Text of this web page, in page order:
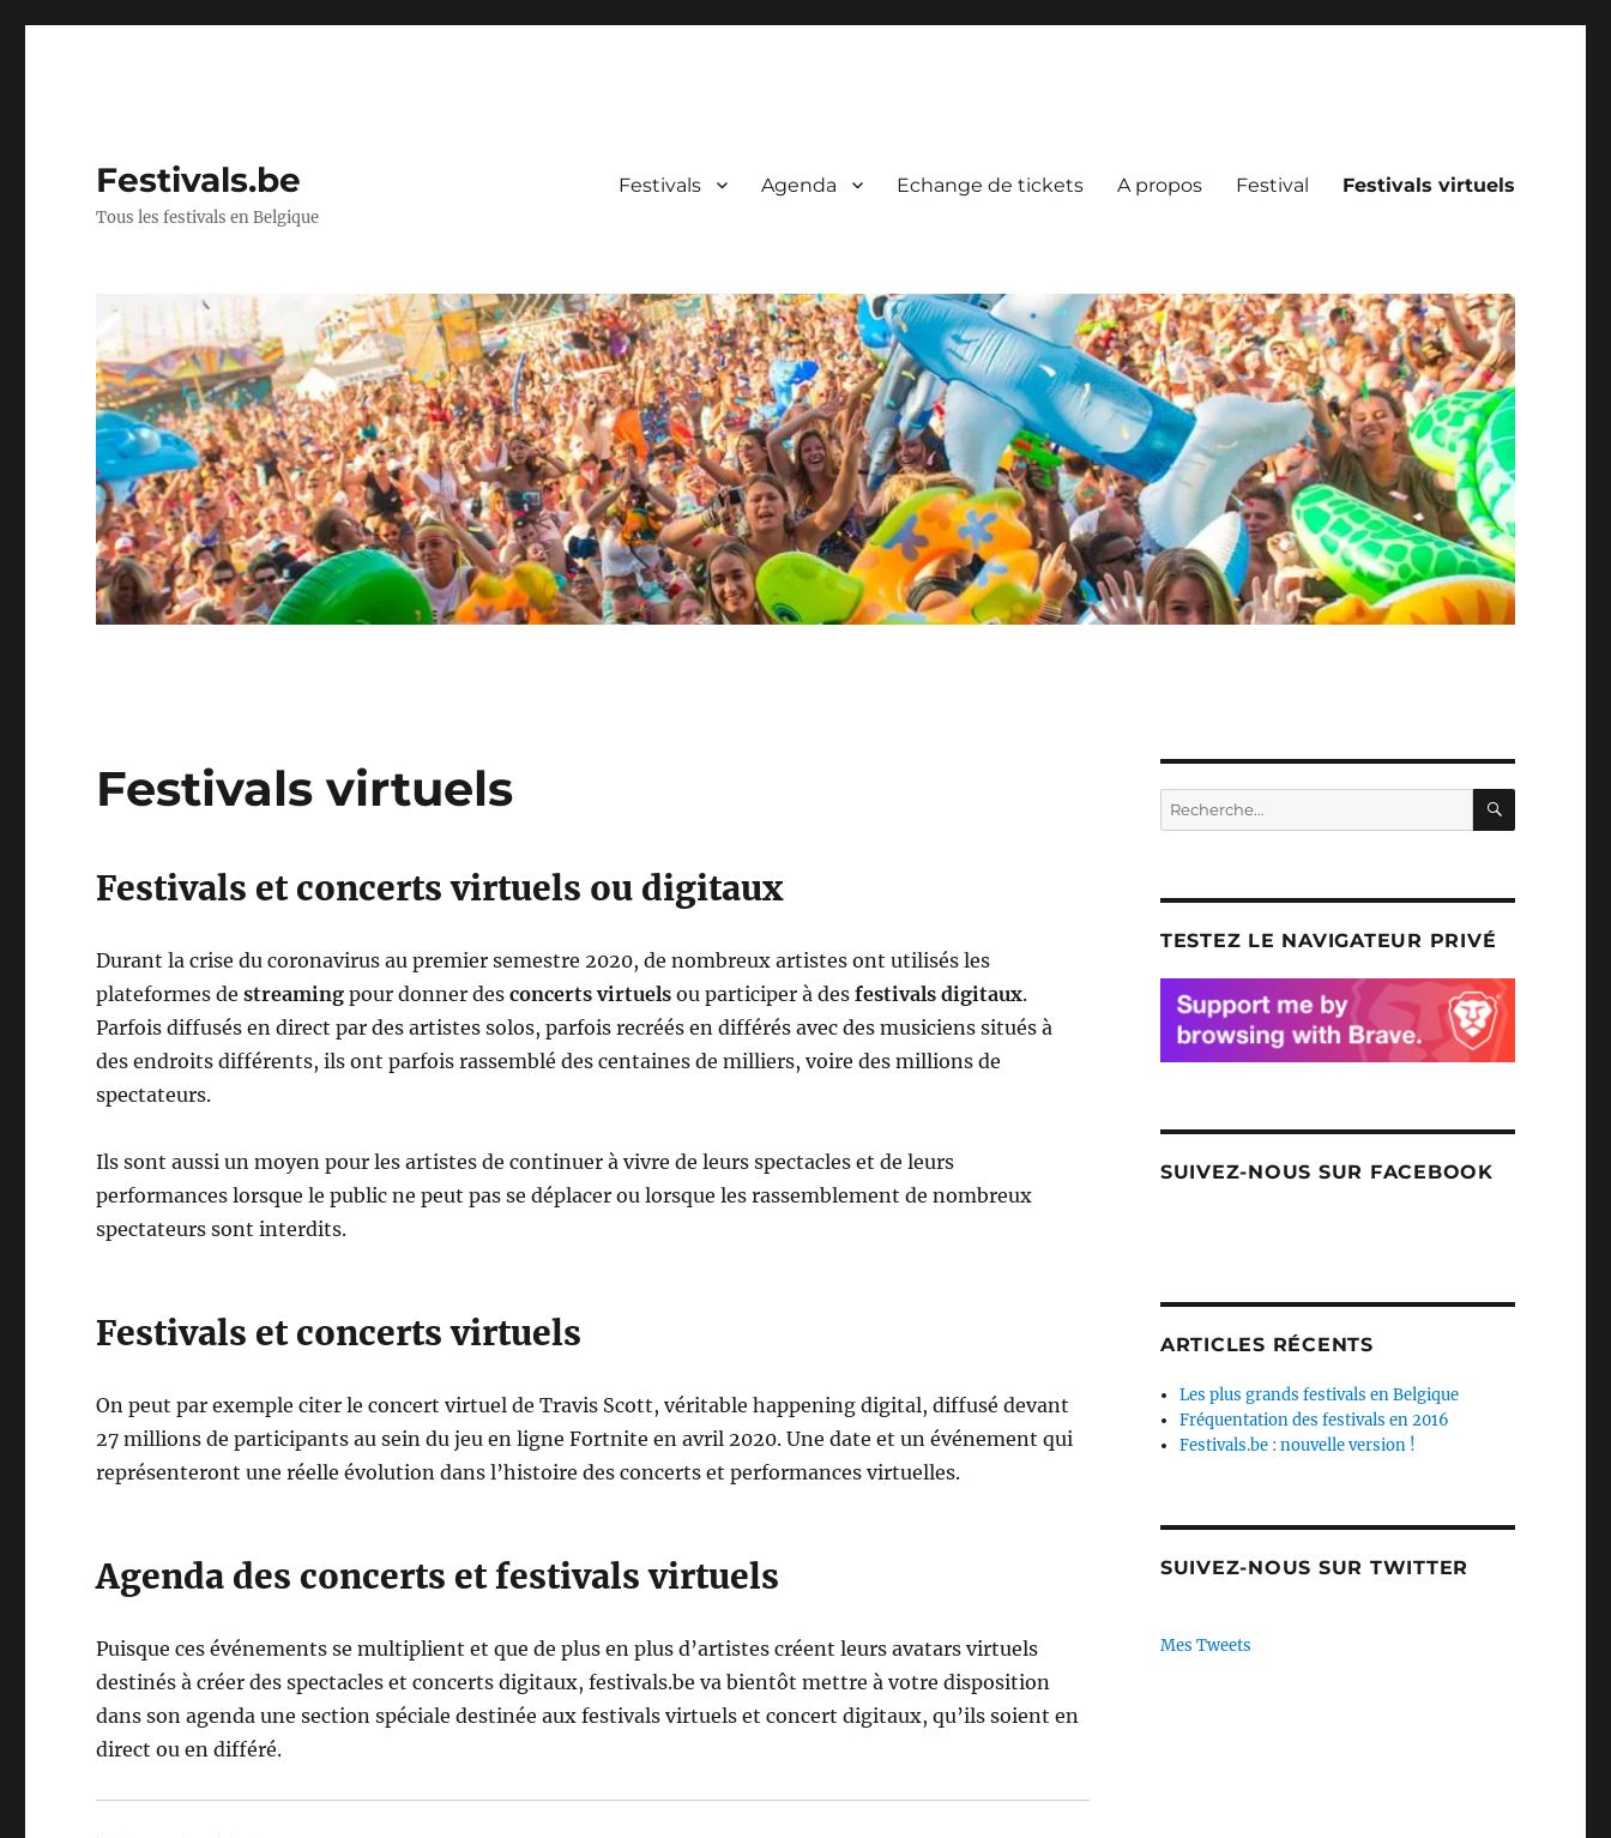
Festivals.be
Tous les festivals en Belgique
Festivals Agenda Echange de tickets A propos Festival Festivals virtuels
Festivals virtuels
Festivals et concerts virtuels ou digitaux
Durant la crise du coronavirus au premier semestre 2020, de nombreux artistes ont utilisés les
plateformes destreaming pour donner desconcerts virtuels ou participer à desfestivals digitaux.
Parfois diffusés en direct par des artistes solos, parfois recréés en différés avec des musiciens situés à
des endroits différents, ils ont parfois rassemblé des centaines de milliers, voire des millions de
spectateurs.
Ils sont aussi un moyen pour les artistes de continuer à vivre de leurs spectacles et de leurs
performances lorsque le public ne peut pas se déplacer ou lorsque les rassemblement de nombreux
spectateurs sont interdits.
Festivals et concerts virtuels
On peut par exemple citer le concert virtuel de Travis Scott, véritable happening digital, diffusé devant
27 millions de participants au sein du jeu en ligne Fortnite en avril 2020. Une date et un événement qui
représenteront une réelle évolution dans l’histoire des concerts et performances virtuelles.
Agenda des concerts et festivals virtuels
Puisque ces événements se multiplient et que de plus en plus d’artistes créent leurs avatars virtuels
destinés à créer des spectacles et concerts digitaux, festivals.be va bientôt mettre à votre disposition
dans son agenda une section spéciale destinée aux festivals virtuels et concert digitaux, qu’ils soient en
direct ou en différé.
Recherche
pour
TESTEZ LE NAVIGATEUR PRIVÉ
SUIVEZ-NOUS SUR FACEBOOK
ARTICLES RÉCENTS
Les plus grands festivals en Belgique
Fréquentation des festivals en 2016
Festivals.be : nouvelle version !
SUIVEZ-NOUS SUR TWITTER
Mes Tweets